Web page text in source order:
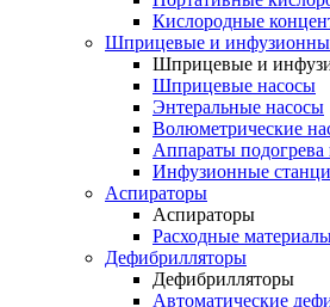
Кислородные
Шприцевые и
Шприцевые и
Шприцевые насосы
Энтеральные насосы
Волюметрические
Аппараты подогрева
Инфузионные
Аспираторы
Аспираторы
Расходные
Дефибрилляторы
Дефибрилляторы
Автоматические